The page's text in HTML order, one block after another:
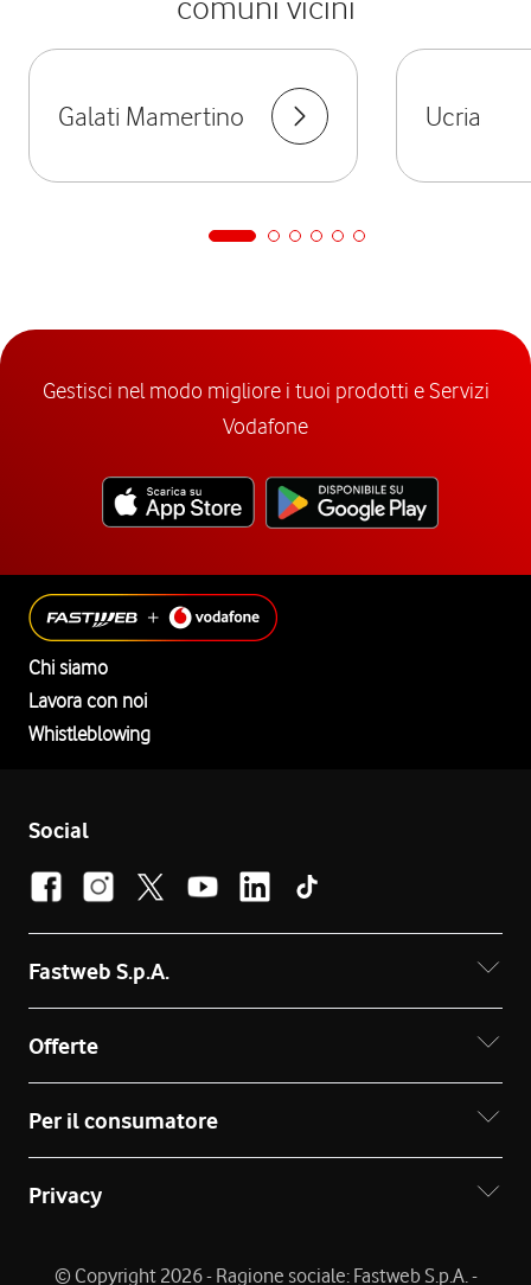
Galati Mamertino Ucria
Gestisci nel modo migliore i tuoi prodotti e Servizi
Vodafone
Chi siamo
Lavora con noi
Whistleblowing
Social
Fastweb S.p.A.
Offerte
Per il consumatore
Privacy
© Copyright 2026 - Ragione sociale: Fastweb S.p.A. -